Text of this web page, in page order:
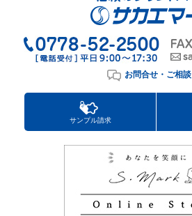
お問合せ・ご相談
サンプル請求